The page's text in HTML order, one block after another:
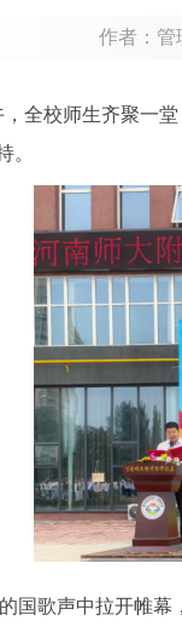
作者：
校师生齐聚一堂
。
国歌声中拉开帷